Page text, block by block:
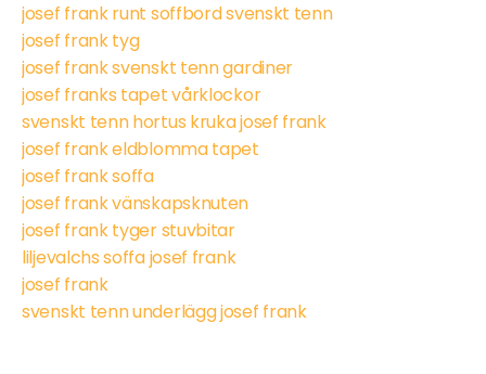
josef frank runt soffbord svenskt tenn
josef frank tyg
josef frank svenskt tenn gardiner
josef franks tapet vårklockor
svenskt tenn hortus kruka josef frank
josef frank eldblomma tapet
josef frank soffa
josef frank vänskapsknuten
josef frank tyger stuvbitar
liljevalchs soffa josef frank
josef frank
svenskt tenn underlägg josef frank